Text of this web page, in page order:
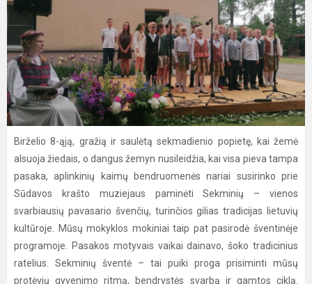
Birželio 8-ąją, gražią ir saulėtą sekmadienio popietę, kai žemė
alsuoja žiedais, o dangus žemyn nusileidžia, kai visa pieva tampa
pasaka, aplinkinių kaimų bendruomenės nariai susirinko prie
Sūdavos krašto muziejaus paminėti Sekminių – vienos
svarbiausių pavasario švenčių, turinčios gilias tradicijas lietuvių
kultūroje. Mūsų mokyklos mokiniai taip pat pasirodė šventinėje
programoje. Pasakos motyvais vaikai dainavo, šoko tradicinius
ratelius. Sekminių šventė – tai puiki proga prisiminti mūsų
protėvių gyvenimo ritmą, bendrystės svarbą ir gamtos ciklą.